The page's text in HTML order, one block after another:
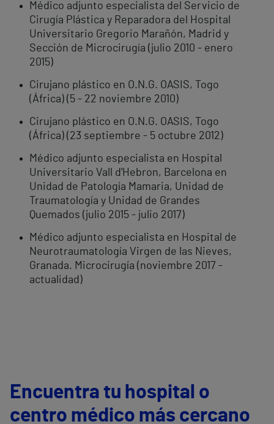
Médico adjunto especialista del Servicio de
Cirugía Plástica y Reparadora del Hospital
Universitario Gregorio Marañón, Madrid y
Sección de Microcirugía (julio 2010 - enero
2015)
Cirujano plástico en O.N.G. OASIS, Togo
(África) (5 - 22 noviembre 2010)
Cirujano plástico en O.N.G. OASIS, Togo
(África) (23 septiembre - 5 octubre 2012)
Médico adjunto especialista en Hospital
Universitario Vall d'Hebron, Barcelona en
Unidad de Patología Mamaria, Unidad de
Traumatología y Unidad de Grandes
Quemados (julio 2015 - julio 2017)
Médico adjunto especialista en Hospital de
Neurotraumatología Virgen de las Nieves,
Granada. Microcirugía (noviembre 2017 -
actualidad)
Encuentra tu hospital o
centro médico más cercano